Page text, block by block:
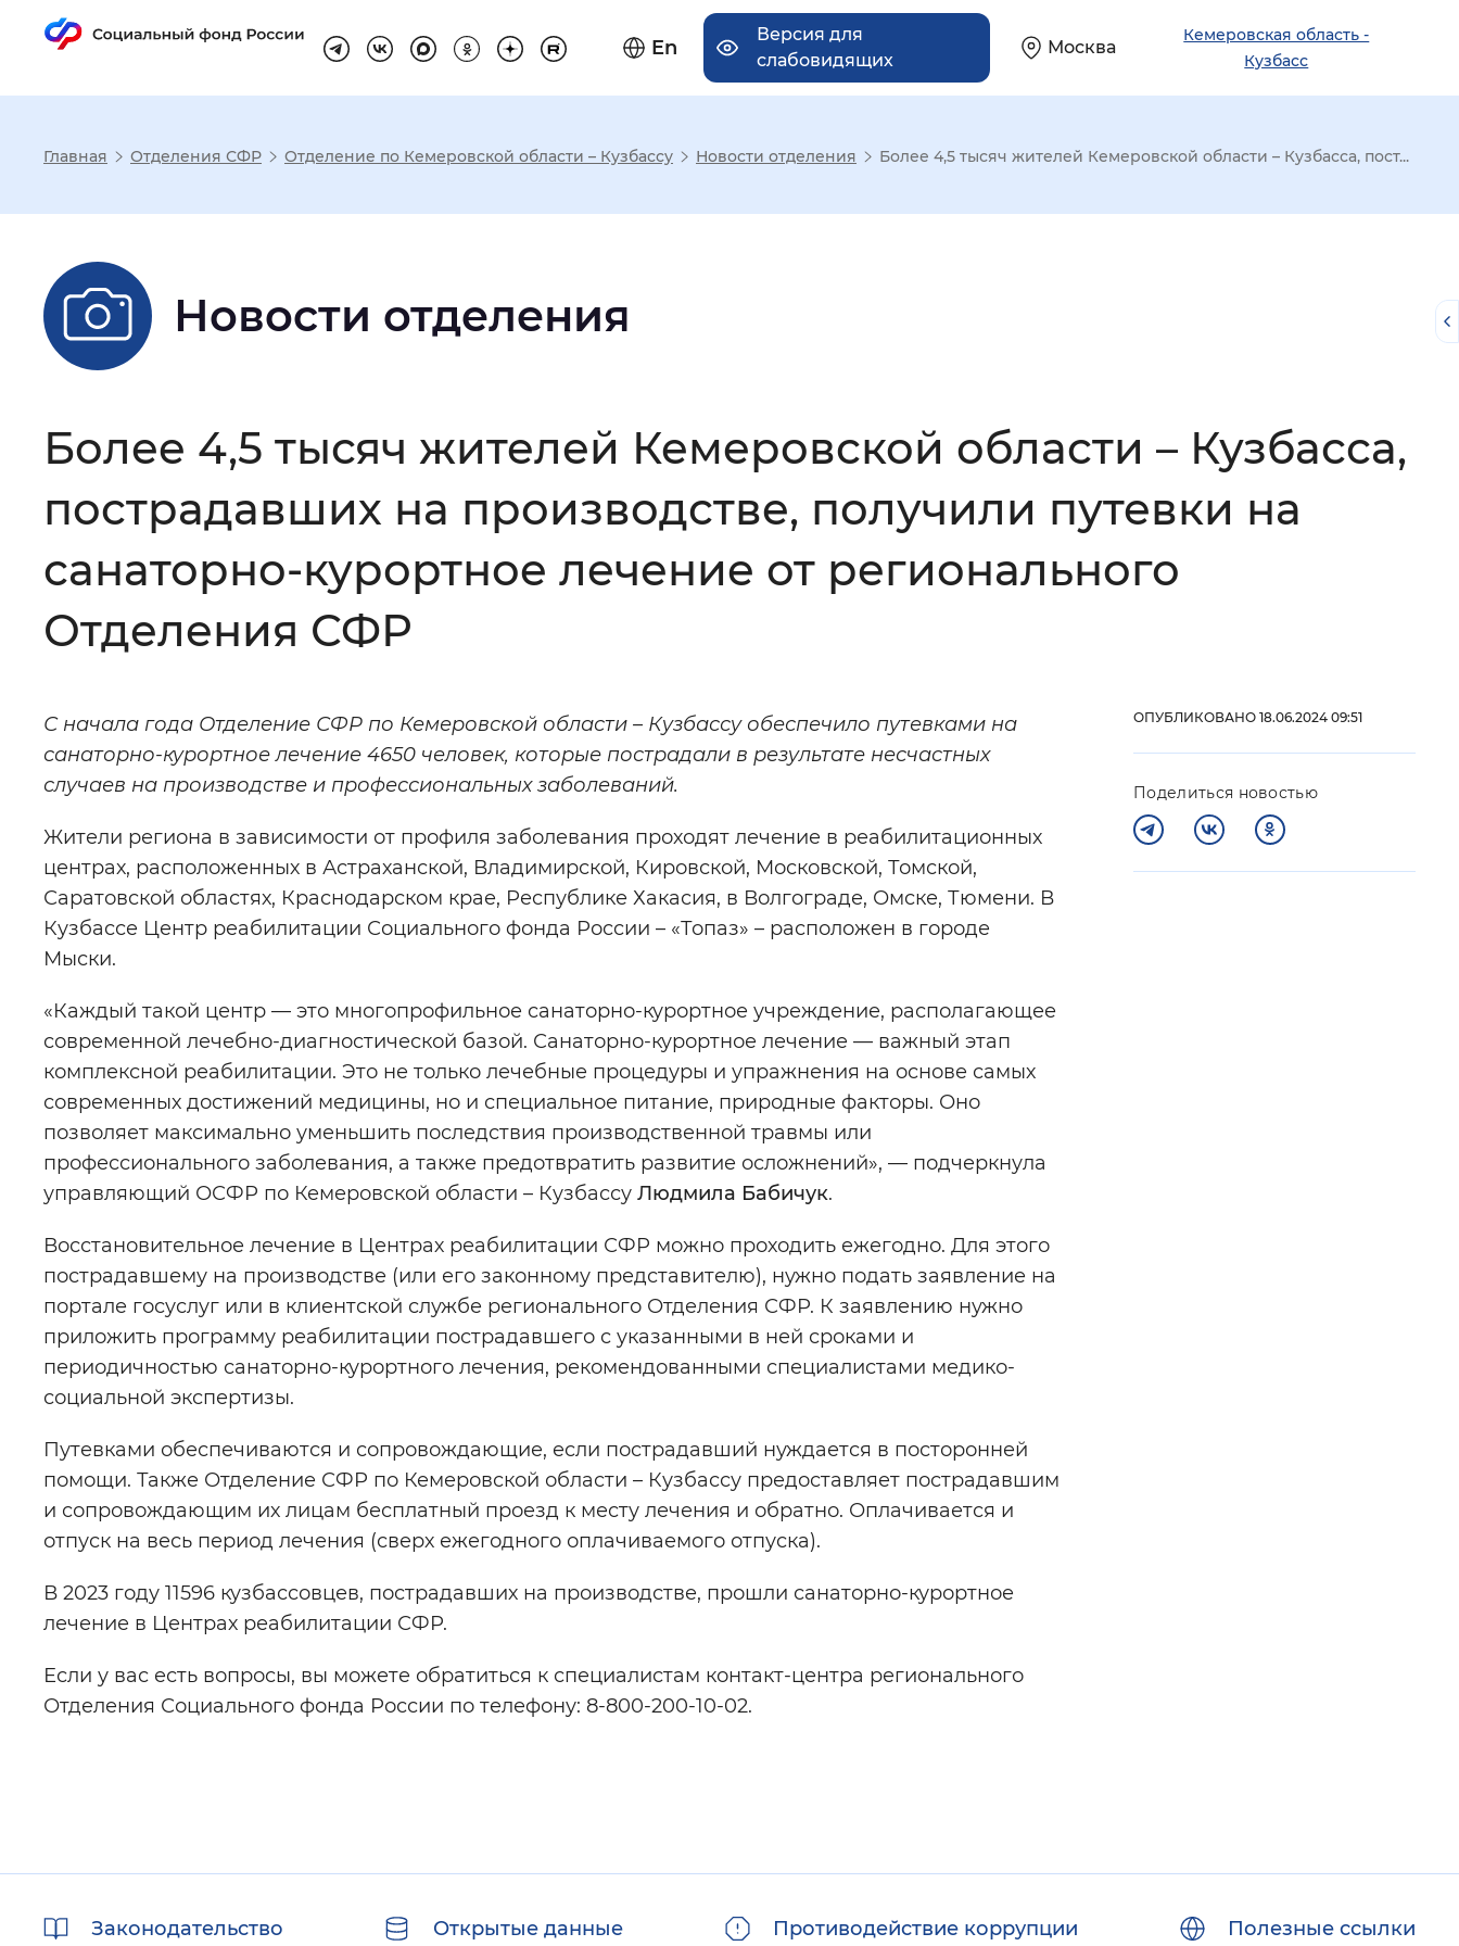
En
Версия для
слабовидящих
Москва
Кемеровская область -
Кузбасс
Настройка режима отображения
Размер шрифта
Шрифт
Интервал между буквами Нормальный Увеличенный Большой
Изображения: Включены
Звуковой ассистент : Воспроизвести Остановить Повторить
Вернуть стандартные настройки Закрыть
Главная Отделения СФР Отделение по Кемеровской области – Кузбассу Новости отделения Более 4,5 тысяч жителей Кемеровской области – Кузбасса, пост...
Новости отделения
Более 4,5 тысяч жителей Кемеровской области – Кузбасса,
пострадавших на производстве, получили путевки на
санаторно-курортное лечение от регионального
Отделения СФР
С начала года Отделение СФР по Кемеровской области – Кузбассу обеспечило путевками на
санаторно-курортное лечение 4650 человек, которые пострадали в результате несчастных
случаев на производстве и профессиональных заболеваний.
Жители региона в зависимости от профиля заболевания проходят лечение в реабилитационных
центрах, расположенных в Астраханской, Владимирской, Кировской, Московской, Томской,
Саратовской областях, Краснодарском крае, Республике Хакасия, в Волгограде, Омске, Тюмени. В
Кузбассе Центр реабилитации Социального фонда России – «Топаз» – расположен в городе
Мыски.
«Каждый такой центр — это многопрофильное санаторно-курортное учреждение, располагающее
современной лечебно-диагностической базой. Санаторно-курортное лечение — важный этап
комплексной реабилитации. Это не только лечебные процедуры и упражнения на основе самых
современных достижений медицины, но и специальное питание, природные факторы. Оно
позволяет максимально уменьшить последствия производственной травмы или
профессионального заболевания, а также предотвратить развитие осложнений», — подчеркнула
управляющий ОСФР по Кемеровской области – Кузбассу Людмила Бабичук.
Восстановительное лечение в Центрах реабилитации СФР можно проходить ежегодно. Для этого
пострадавшему на производстве (или его законному представителю), нужно подать заявление на
портале госуслуг или в клиентской службе регионального Отделения СФР. К заявлению нужно
приложить программу реабилитации пострадавшего с указанными в ней сроками и
периодичностью санаторно-курортного лечения, рекомендованными специалистами медико-
социальной экспертизы.
Путевками обеспечиваются и сопровождающие, если пострадавший нуждается в посторонней
помощи. Также Отделение СФР по Кемеровской области – Кузбассу предоставляет пострадавшим
и сопровождающим их лицам бесплатный проезд к месту лечения и обратно. Оплачивается и
отпуск на весь период лечения (сверх ежегодного оплачиваемого отпуска).
В 2023 году 11596 кузбассовцев, пострадавших на производстве, прошли санаторно-курортное
лечение в Центрах реабилитации СФР.
Если у вас есть вопросы, вы можете обратиться к специалистам контакт-центра регионального
Отделения Социального фонда России по телефону: 8-800-200-10-02.
ОПУБЛИКОВАНО 18.06.2024 09:51
Поделиться новостью
Законодательство Открытые данные Противодействие коррупции Полезные ссылки